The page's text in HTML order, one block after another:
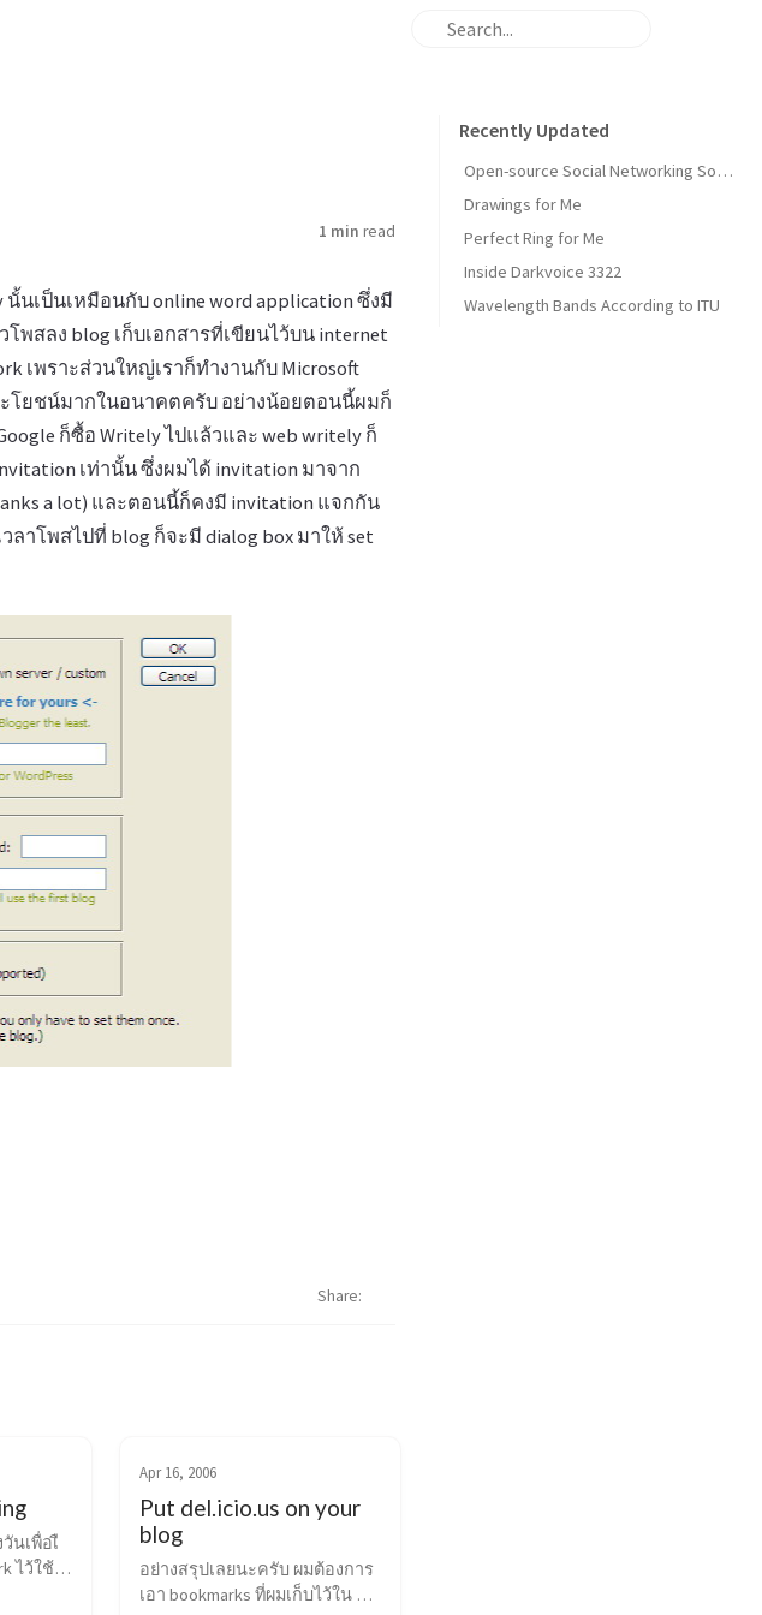
1 min read
นเป็นเหมือนกับ online word application ซึ่งมี
พสลง blog เก็บเอกสารที่เขียนไว้บน internet
เพราะส่วนใหญ่เราก็ทำงานกับ Microsoft
ะโยชน์มากในอนาคตครับ อย่างน้อยตอนนี้ผมก็
ก็ซื้อ Writely ไปแล้วและ web writely ก็
เท่านั้น ซึ่งผมได้ invitation มาจาก
a lot) และตอนนี้ก็คงมี invitation แจกกัน
าโพสไปที่ blog ก็จะมี dialog box มาให้ set
Share
Recently Updated
Open-source Social Networking Software
Drawings for Me
Perfect Ring for Me
Inside Darkvoice 3322
Wavelength Bands According to ITU
นเพื่อเื
ไว้ใช้
Apr 16, 2006
Put del.icio.us on your
blog
อย่างสรุปเลยนะครับ ผมต้องการ
เอา bookmarks ที่ผมเก็บไว้ใน